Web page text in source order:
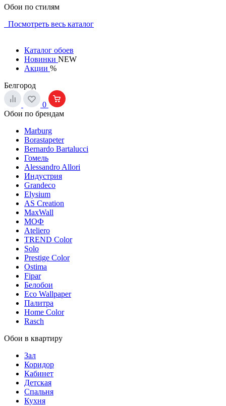
Обои по стилям
Посмотреть весь каталог
Каталог обоев
Новинки NEW
Акции %
Белгород
0
Обои по брендам
Marburg
Borastapeter
Bernardo Bartalucci
Гомель
Alessandro Allori
Индустрия
Grandeco
Elysium
AS Creation
MaxWall
МОФ
Ateliero
TREND Color
Solo
Prestige Color
Ostima
Fipar
Белобои
Eco Wallpaper
Палитра
Home Color
Rasch
Обои в квартиру
Зал
Коридор
Кабинет
Детская
Спальня
Кухня